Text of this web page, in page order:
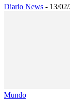
Diario News - 13/
Mundo